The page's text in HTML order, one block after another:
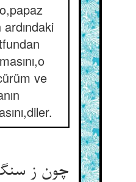
ve
چون ز